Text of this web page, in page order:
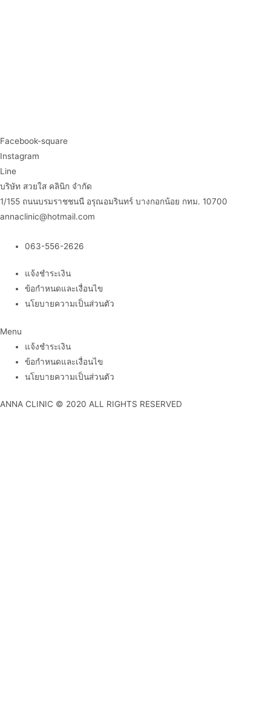
Facebook-square
Instagram
Line
บริษัท สวยใส คลินิก จำกัด
1/155 ถนนบรมราชชนนี อรุณอมรินทร์ บางกอกน้อย กทม. 10700
annaclinic@hotmail.com
063-556-2626
แจ้งชำระเงิน
ข้อกำหนดและเงื่อนไข
นโยบายความเป็นส่วนตัว
Menu
แจ้งชำระเงิน
ข้อกำหนดและเงื่อนไข
นโยบายความเป็นส่วนตัว
ANNA CLINIC © 2020 ALL RIGHTS RESERVED